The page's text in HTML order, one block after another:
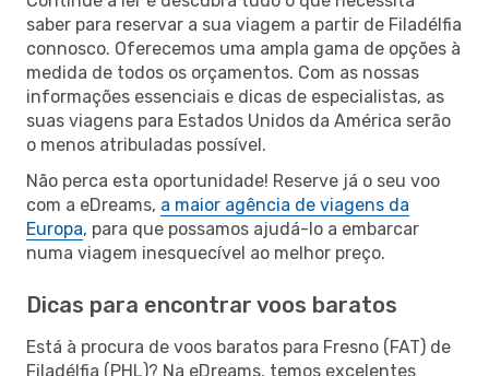
saber para reservar a sua viagem a partir de Filadélfia
connosco. Oferecemos uma ampla gama de opções à
medida de todos os orçamentos. Com as nossas
informações essenciais e dicas de especialistas, as
suas viagens para Estados Unidos da América serão
o menos atribuladas possível.
Não perca esta oportunidade! Reserve já o seu voo
com a eDreams, a maior agência de viagens da
Europa, para que possamos ajudá-lo a embarcar
numa viagem inesquecível ao melhor preço.
Dicas para encontrar voos baratos
Está à procura de voos baratos para Fresno (FAT) de
Filadélfia (PHL)? Na eDreams, temos excelentes